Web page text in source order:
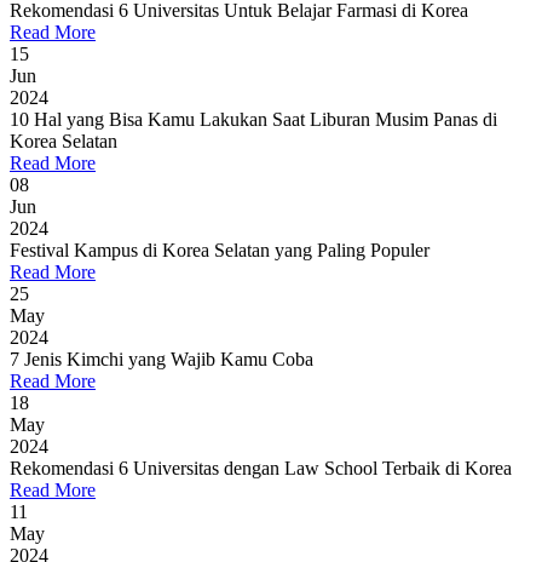
Rekomendasi 6 Universitas Untuk Belajar Farmasi di Korea
Read More
15
Jun
2024
10 Hal yang Bisa Kamu Lakukan Saat Liburan Musim Panas di
Korea Selatan
Read More
08
Jun
2024
Festival Kampus di Korea Selatan yang Paling Populer
Read More
25
May
2024
7 Jenis Kimchi yang Wajib Kamu Coba
Read More
18
May
2024
Rekomendasi 6 Universitas dengan Law School Terbaik di Korea
Read More
11
May
2024